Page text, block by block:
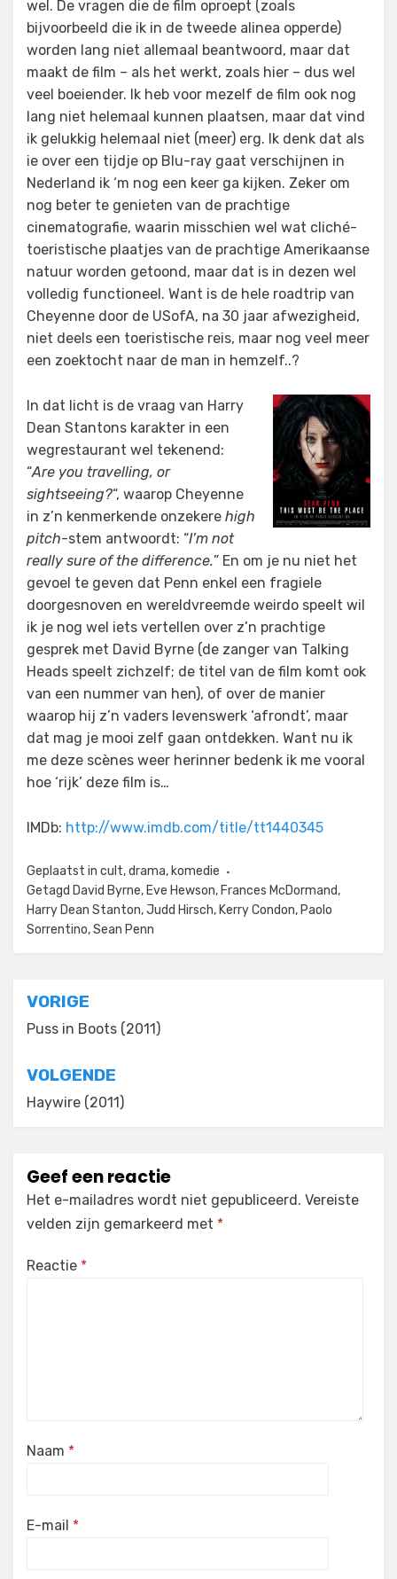
wel. De vragen die de film oproept (zoals
bijvoorbeeld die ik in de tweede alinea opperde)
worden lang niet allemaal beantwoord, maar dat
maakt de film – als het werkt, zoals hier – dus wel
veel boeiender. Ik heb voor mezelf de film ook nog
lang niet helemaal kunnen plaatsen, maar dat vind
ik gelukkig helemaal niet (meer) erg. Ik denk dat als
ie over een tijdje op Blu-ray gaat verschijnen in
Nederland ik ‘m nog een keer ga kijken. Zeker om
nog beter te genieten van de prachtige
cinematografie, waarin misschien wel wat cliché-
toeristische plaatjes van de prachtige Amerikaanse
natuur worden getoond, maar dat is in dezen wel
volledig functioneel. Want is de hele roadtrip van
Cheyenne door de USofA, na 30 jaar afwezigheid,
niet deels een toeristische reis, maar nog veel meer
een zoektocht naar de man in hemzelf..?
In dat licht is de vraag van Harry
Dean Stantons karakter in een
wegrestaurant wel tekenend:
“Are you travelling, or
sightseeing?“, waarop Cheyenne
in z’n kenmerkende onzekere high
pitch-stem antwoordt: “I’m not
really sure of the difference.” En om je nu niet het
gevoel te geven dat Penn enkel een fragiele
doorgesnoven en wereldvreemde weirdo speelt wil
ik je nog wel iets vertellen over z’n prachtige
gesprek met David Byrne (de zanger van Talking
Heads speelt zichzelf; de titel van de film komt ook
van een nummer van hen), of over de manier
waarop hij z’n vaders levenswerk ‘afrondt’, maar
dat mag je mooi zelf gaan ontdekken. Want nu ik
me deze scènes weer herinner bedenk ik me vooral
hoe ‘rijk’ deze film is…
IMDb: http://www.imdb.com/title/tt1440345
Geplaatst in cult,drama, komedie
Getagd David Byrne, Eve Hewson, Frances McDormand,
Harry Dean Stanton,Judd Hirsch, Kerry Condon, Paolo
Sorrentino,Sean Penn
Bericht
navigatie
VORIGE
Puss in Boots (2011)
VOLGENDE
Haywire (2011)
Geef een reactie
Het e-mailadres wordt niet gepubliceerd. Vereiste
velden zijn gemarkeerd met *
Reactie *
Naam *
E-mail *